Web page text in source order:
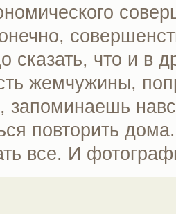
сказать, что и в
жемчужины,
запоминаешь
повторить
все. И